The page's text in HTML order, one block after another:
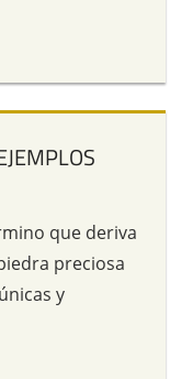
que deriva
preciosa
y